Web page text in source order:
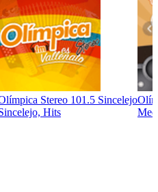
Stereo 101.5 Sincelejo
Hits